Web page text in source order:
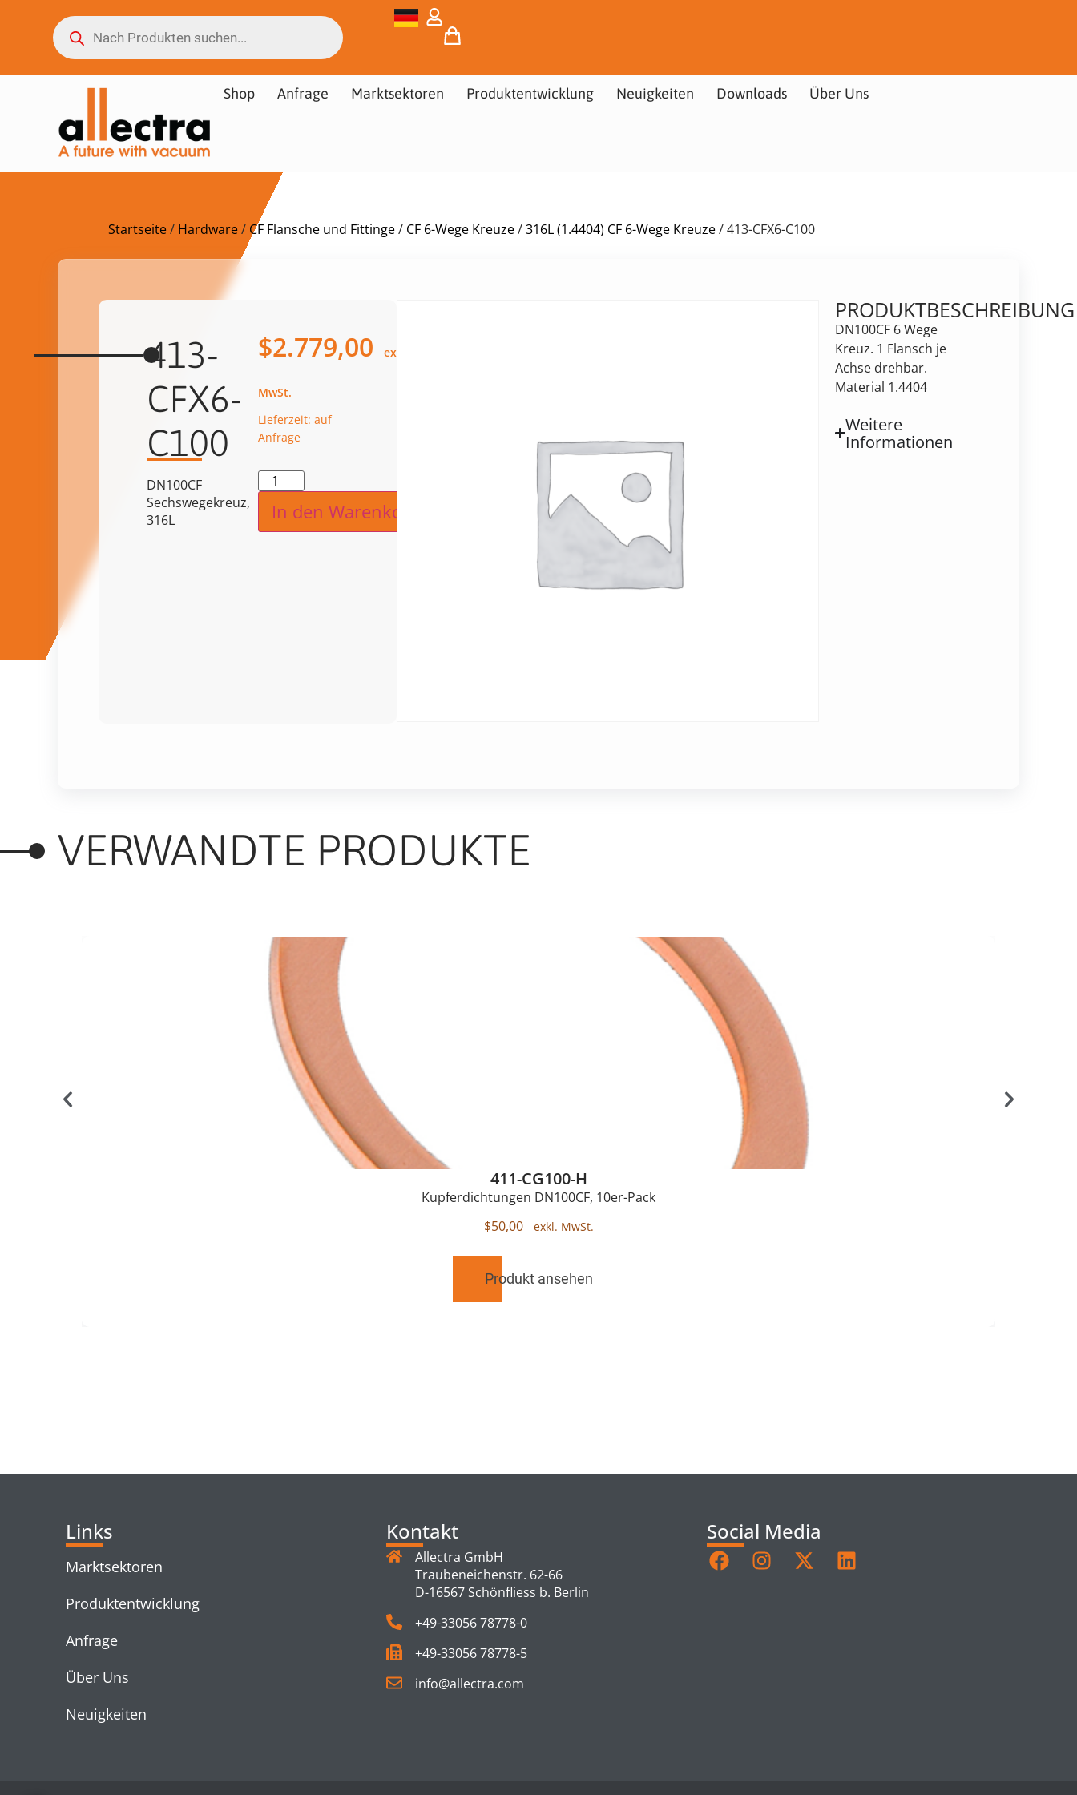
Shop Anfrage Marktsektoren Produktentwicklung Neuigkeiten Downloads Über Uns
Startseite/ Hardware/ CF Flansche und Fittinge/ CF 6-Wege Kreuze/316L (1.4404) CF 6-Wege Kreuze/ 413-CFX6-C100
413-
CFX6-
C100
DN100CF
Sechswegekreuz,
316L
$2.779,00
Lieferzeit: auf
Anfrage
In den Warenkorb
PRODUKTBESCHREIBUNG
DN100CF 6 Wege
Kreuz. 1 Flansch je
Achse drehbar.
Material 1.4404
Weitere
Informationen
VERWANDTE PRODUKTE
411-CG100-H
Kupferdichtungen DN100CF, 10er-Pack
$50,00
Produkt ansehen
Links
Marktsektoren
Produktentwicklung
Anfrage
Über Uns
Neuigkeiten
Kontakt
Allectra GmbH
Traubeneichenstr. 62-66
D-16567 Schönfliess b. Berlin
+49-33056 78778-0
+49-33056 78778-5
info@allectra.com
Social Media